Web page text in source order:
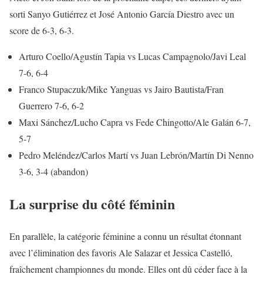
sorti Sanyo Gutiérrez et José Antonio García Diestro avec un
score de 6-3, 6-3.
Arturo Coello/Agustín Tapia vs Lucas Campagnolo/Javi Leal
7-6, 6-4
Franco Stupaczuk/Mike Yanguas vs Jairo Bautista/Fran
Guerrero 7-6, 6-2
Maxi Sánchez/Lucho Capra vs Fede Chingotto/Ale Galán 6-7,
5-7
Pedro Meléndez/Carlos Martí vs Juan Lebrón/Martín Di Nenno
3-6, 3-4 (abandon)
La surprise du côté féminin
En parallèle, la catégorie féminine a connu un résultat étonnant
avec l’élimination des favoris Ale Salazar et Jessica Castelló,
fraîchement championnes du monde. Elles ont dû céder face à la